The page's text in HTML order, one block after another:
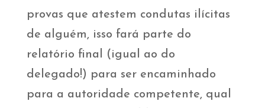
provas que atestem condutas ilícitas
de alguém, isso fará parte do
relatório final (igual ao do
delegado!) para ser encaminhado
para a autoridade competente, qual